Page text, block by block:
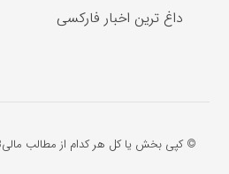
داغ ترین اخبار فارکسی
© کپی بخش یا کل هر کدام از مطالب مالی3 تنها با کسب مجوز مکتوب امکان پذیر است.